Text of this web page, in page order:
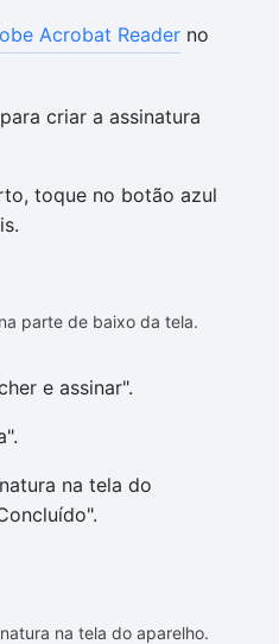
Acrobat Reader no
criar a assinatura
toque no botão azul
parte de baixo da tela.
e assinar".
na tela do
na tela do aparelho.